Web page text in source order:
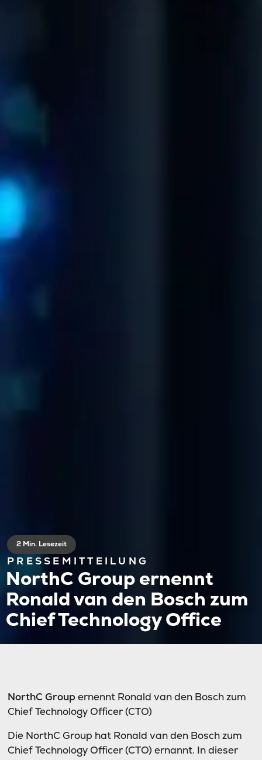
PRESSEMITTEILUNG
2 Min. Lesezeit
NorthC Group ernennt
Ronald van den Bosch zum
Chief Technology Office
NorthC Group ernennt Ronald van den Bosch zum
Chief Technology Officer (CTO)
Die NorthC Group hat Ronald van den Bosch zum
Chief Technology Officer (CTO) ernannt. In dieser